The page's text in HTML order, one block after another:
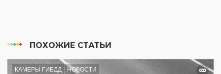
ПОХОЖИЕ СТАТЬИ
КАМЕРЫ ГИБДД НОВОСТИ